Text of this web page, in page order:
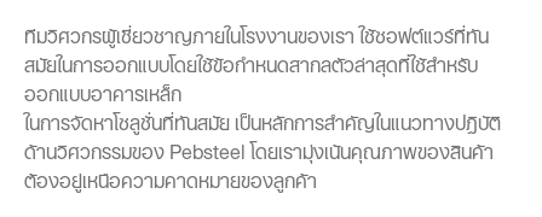
ทีมวิศวกรผู้เชี่ยวชาญภายในโรงงานของเรา ใช้ซอฟต์แวร์ที่ทัน
สมัยในการออกแบบโดยใช้ข้อกำหนดสากลตัวล่าสุดที่ใช้สำหรับ
ออกแบบอาคารเหล็ก
ในการจัดหาโซลูชั่นที่ทันสมัย เป็นหลักการสำคัญในแนวทางปฎิบัติ
ด้านวิศวกรรมของ Pebsteel โดยเรามุ่งเน้นคุณภาพของสินค้า
ต้องอยู่เหนือความคาดหมายของลูกค้า